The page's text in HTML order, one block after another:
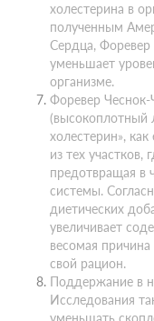
холестерина в
полученным
Сердца, Форевер
уменьшает
организме.
Форевер
(высокоплотный
холестерин»,
из тех
предотвращая в
системы.
диетических
увеличивает
весомая
свой рацион.
Поддержание в
Исследования
уменьшать